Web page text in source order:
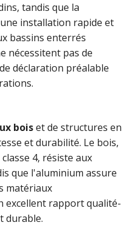
tandis que la
installation rapide et
bassins enterrés
nécessitent pas de
déclaration préalable
boiset de structures en
et durabilité. Le bois,
4, résiste aux
que l'aluminium assure
matériaux
excellent rapport qualité-
durable.